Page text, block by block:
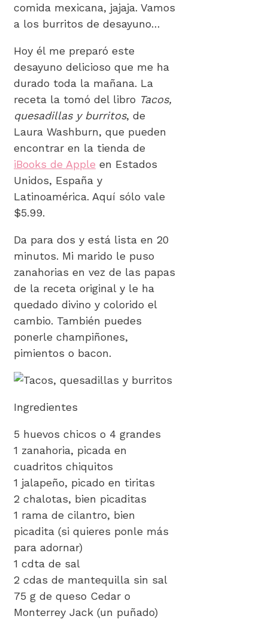
comida mexicana, jajaja. Vamos
a los burritos de desayuno…
Hoy él me preparó este
desayuno delicioso que me ha
durado toda la mañana. La
receta la tomó del libro Tacos,
quesadillas y burritos, de
Laura Washburn, que pueden
encontrar en la tienda de
iBooks de Apple en Estados
Unidos, España y
Latinoamérica. Aquí sólo vale
$5.99.
Da para dos y está lista en 20
minutos. Mi marido le puso
zanahorias en vez de las papas
de la receta original y le ha
quedado divino y colorido el
cambio. También puedes
ponerle champiñones,
pimientos o bacon.
Ingredientes
5 huevos chicos o 4 grandes
1 zanahoria, picada en
cuadritos chiquitos
1 jalapeño, picado en tiritas
2 chalotas, bien picaditas
1 rama de cilantro, bien
picadita (si quieres ponle más
para adornar)
1 cdta de sal
2 cdas de mantequilla sin sal
75 g de queso Cedar o
Monterrey Jack (un puñado)